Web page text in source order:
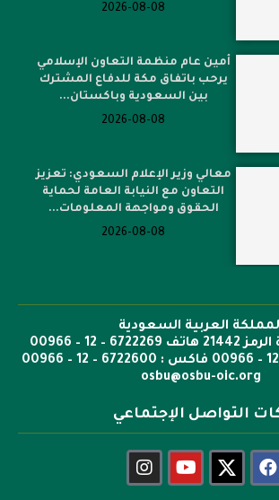
2026-08-08
أمين عام منظمة التعاون الإسلامي
يرحب باتفاق مكة للدفاع المشترك
بين السعودية وباكستان...
2026-08-08
معالي وزير الإعلام السعودي: تعزيز
التعاون مع النيابة العامة لحماية
الحقوق ومواجهة المعلومات...
2026-08-08
العربية السعودية
ص.ب: 6351 جدة الرمز 21442 هاتف 6722269 – 12 – 00966
osbu@osbu-oic.org
التواصل الإجتماعي